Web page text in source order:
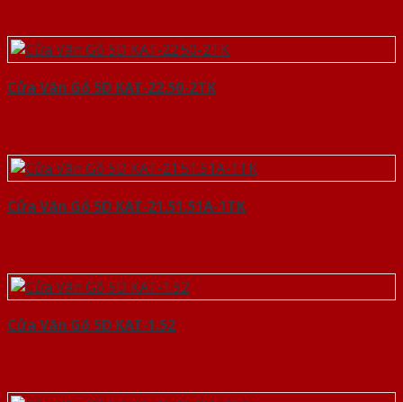
Cửa Vân Gỗ 5D KAT-22.50-2TK
Cửa Vân Gỗ 5D KAT-21.51.51A-1TK
Cửa Vân Gỗ 5D KAT-1.52